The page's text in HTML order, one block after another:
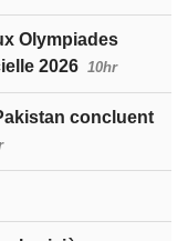
Olympiades
2026 10hr
concluent